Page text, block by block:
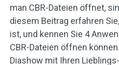
Text/Elemente
Videoeffekte
Videofarbe
man CBR-Dateien öffnet,
diesem Beitrag erfahren
ist, und kennen Sie 4
CBR-Dateien öffnen
Diashow mit Ihren